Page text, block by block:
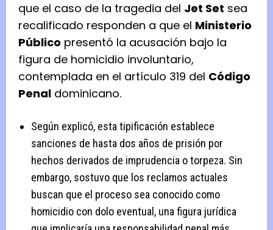
que el caso de la tragedia del Jet Set sea
recalificado responden a que el Ministerio
Público presentó la acusación bajo la
figura de homicidio involuntario,
contemplada en el artículo 319 del Código
Penal dominicano.
Según explicó, esta tipificación establece
sanciones de hasta dos años de prisión por
hechos derivados de imprudencia o torpeza. Sin
embargo, sostuvo que los reclamos actuales
buscan que el proceso sea conocido como
homicidio con dolo eventual, una figura jurídica